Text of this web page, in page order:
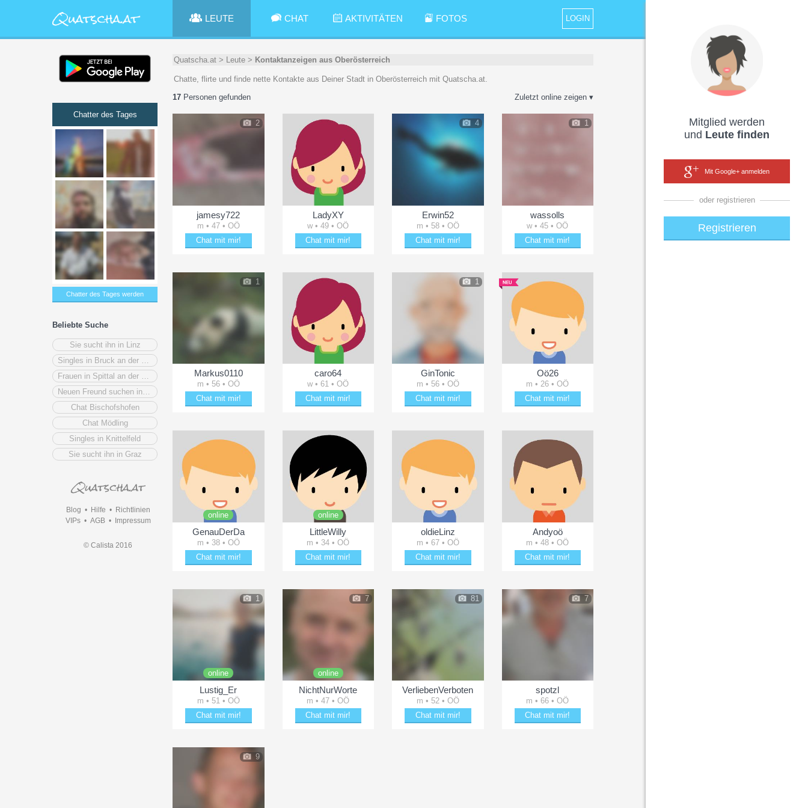
Mitglied werden
und Leute finden
Mit Google+ anmelden
oder registrieren
Registrieren
LOGIN
LEUTE CHAT AKTIVITÄTEN FOTOS
Chatter des Tages
Chatter des Tages werden
Beliebte Suche
Sie sucht ihn in Linz
Chat Bischofshofen
Chat Mödling
Singles in Knittelfeld
Sie sucht ihn in Graz
Blog • Hilfe • Richtlinien
VIPs• AGB• Impressum
© Calista 2016
Quatscha.at > Leute > Kontaktanzeigen aus Oberösterreich
Chatte, flirte und finde nette Kontakte aus Deiner Stadt in Oberösterreich mit Quatscha.at.
Zuletzt online zeigen ▾
17 Personen gefunden
2
jamesy722
m • 47 • OÖ
Chat mit mir!
LadyXY
w • 49 • OÖ
Chat mit mir!
4
Erwin52
m • 58 • OÖ
Chat mit mir!
1
wassolls
w • 45 • OÖ
Chat mit mir!
1
Markus0110
m • 56 • OÖ
Chat mit mir!
caro64
w • 61 • OÖ
Chat mit mir!
1
GinTonic
m • 56 • OÖ
Chat mit mir!
Oö26
m • 26 • OÖ
Chat mit mir!
online
GenauDerDa
m • 38 • OÖ
Chat mit mir!
online
LittleWilly
m • 34 • OÖ
Chat mit mir!
oldieLinz
m • 67 • OÖ
Chat mit mir!
Andyoö
m • 48 • OÖ
Chat mit mir!
1
online
Lustig_Er
m • 51 • OÖ
Chat mit mir!
7
online
NichtNurWorte
m • 47 • OÖ
Chat mit mir!
81
VerliebenVerboten
m • 52 • OÖ
Chat mit mir!
7
spotzl
m • 66 • OÖ
Chat mit mir!
9